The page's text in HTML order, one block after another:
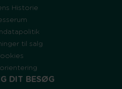
Historie
til salg
DIT BESØG